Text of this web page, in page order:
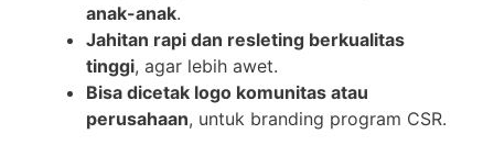
anak-anak.
Jahitan rapi dan resleting berkualitas
tinggi, agar lebih awet.
Bisa dicetak logo komunitas atau
perusahaan, untuk branding program CSR.